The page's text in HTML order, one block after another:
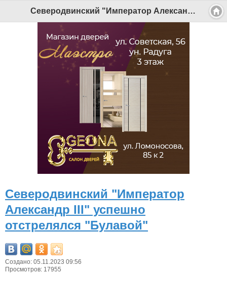
Северодвинский "Император Александр III" успешно отстрелялся "Булавой" - Беломорканал Северодвинск tv29.ru
Северодвинский "Император
Александр III" успешно
отстрелялся "Булавой"
Создано: 05.11.2023 09:56
Просмотров: 17955